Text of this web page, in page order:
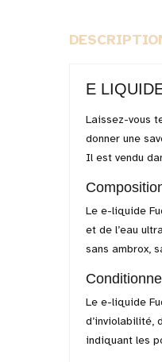
E
Laissez-vous
donner une
Il est vendu
Le e-liquide
et de l’eau
sans ambrox,
Le e-liquide
d’inviolabilité,
indiquant les